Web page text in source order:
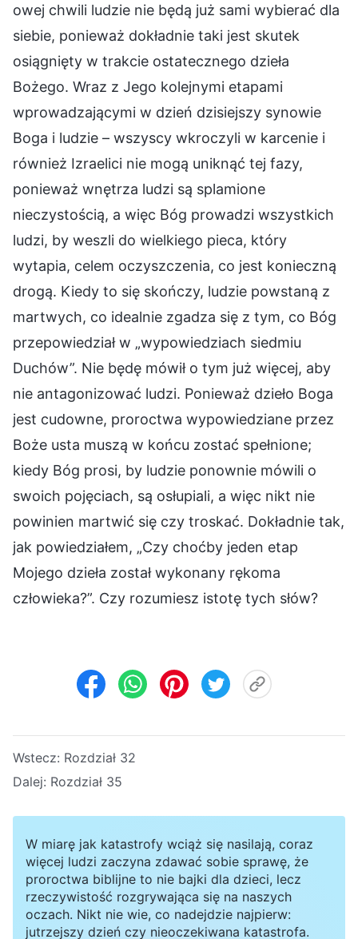
owej chwili ludzie nie będą już sami wybierać dla
siebie, ponieważ dokładnie taki jest skutek
osiągnięty w trakcie ostatecznego dzieła
Bożego. Wraz z Jego kolejnymi etapami
wprowadzającymi w dzień dzisiejszy synowie
Boga i ludzie – wszyscy wkroczyli w karcenie i
również Izraelici nie mogą uniknąć tej fazy,
ponieważ wnętrza ludzi są splamione
nieczystością, a więc Bóg prowadzi wszystkich
ludzi, by weszli do wielkiego pieca, który
wytapia, celem oczyszczenia, co jest konieczną
drogą. Kiedy to się skończy, ludzie powstaną z
martwych, co idealnie zgadza się z tym, co Bóg
przepowiedział w „wypowiedziach siedmiu
Duchów”. Nie będę mówił o tym już więcej, aby
nie antagonizować ludzi. Ponieważ dzieło Boga
jest cudowne, proroctwa wypowiedziane przez
Boże usta muszą w końcu zostać spełnione;
kiedy Bóg prosi, by ludzie ponownie mówili o
swoich pojęciach, są osłupiali, a więc nikt nie
powinien martwić się czy troskać. Dokładnie tak,
jak powiedziałem, „Czy choćby jeden etap
Mojego dzieła został wykonany rękoma
człowieka?”. Czy rozumiesz istotę tych słów?
Wstecz: Rozdział 32
Dalej: Rozdział 35
W miarę jak katastrofy wciąż się nasilają, coraz
więcej ludzi zaczyna zdawać sobie sprawę, że
proroctwa biblijne to nie bajki dla dzieci, lecz
rzeczywistość rozgrywająca się na naszych
oczach. Nikt nie wie, co nadejdzie najpierw:
jutrzejszy dzień czy nieoczekiwana katastrofa.